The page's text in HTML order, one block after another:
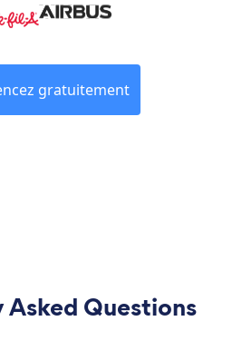
gratuitement
Questions